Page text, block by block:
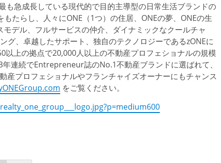
急成長している現代的で目的主導型の日常生活ブランドの
たらし、人々にONE（1つ）の住居、ONEの夢、ONEの生
デル、フルサービスの仲介、ダイナミックなクールチャ
、卓越したサポート、独自のテクノロジーであるzONEに
上の拠点で20,000人以上の不動産プロフェショナルの規模
連続でEntrepreneur誌のNo.1不動産ブランドに選ばれて、
産プロフェショナルやフランチャイズオーナーにもチャンス
をご覧ください。